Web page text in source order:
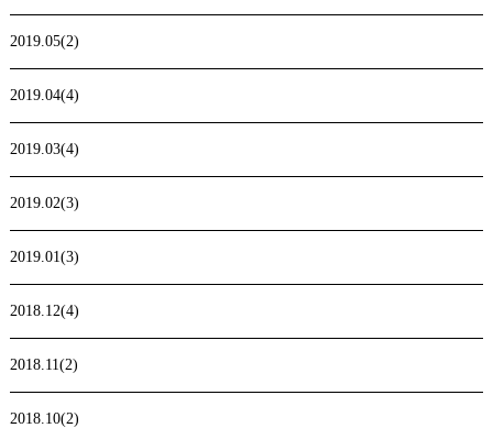
2019.05(2)
2019.04(4)
2019.03(4)
2019.02(3)
2019.01(3)
2018.12(4)
2018.11(2)
2018.10(2)